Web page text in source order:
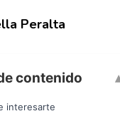
Peralta
contenido
interesarte